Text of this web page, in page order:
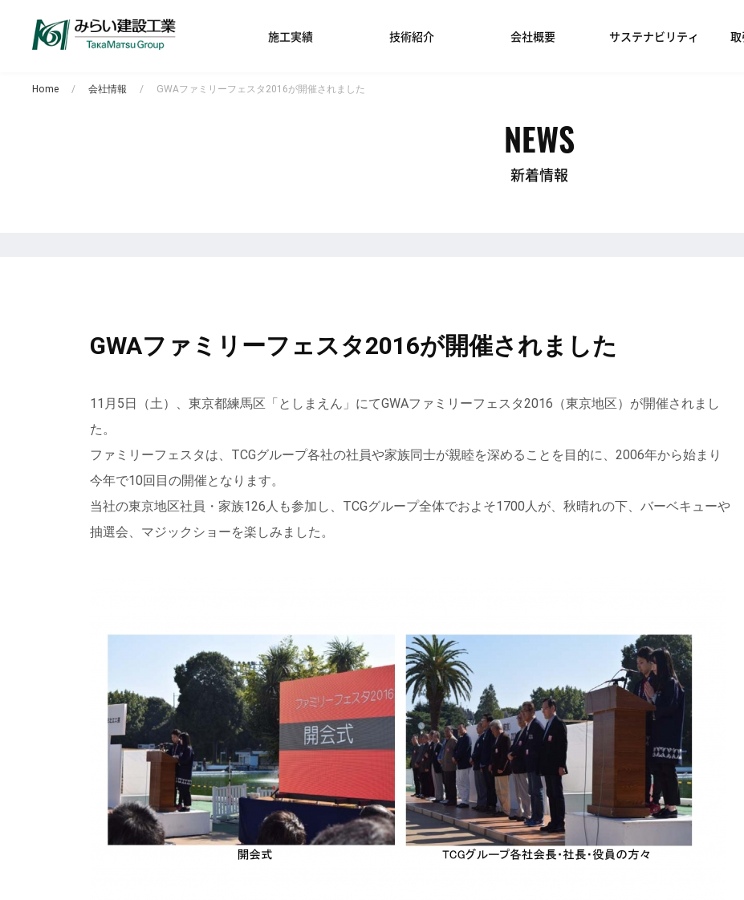
施工実績 技術紹介 会社概要 サステナビリティ
Home 会社情報 GWAファミリーフェスタ2016が開催されました
NEWS
新着情報
GWAファミリーフェスタ2016が開催されました
11月5日（土）、東京都練馬区「としまえん」にてGWAファミリーフェスタ2016（東京地区）が開催されまし
た。
ファミリーフェスタは、TCGグループ各社の社員や家族同士が親睦を深めることを目的に、2006年から始まり
今年で10回目の開催となります。
当社の東京地区社員・家族126人も参加し、TCGグループ全体でおよそ1700人が、秋晴れの下、バーベキューや
抽選会、マジックショーを楽しみました。